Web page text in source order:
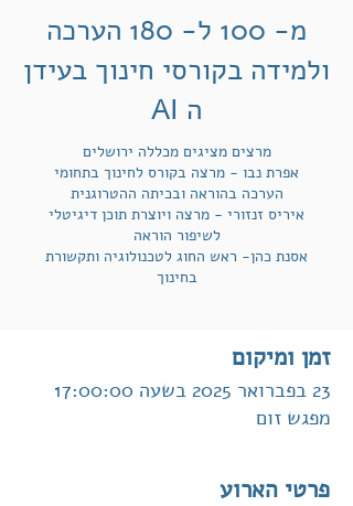
מ- 100 ל- 180 הערכה
ולמידה בקורסי חינוך בעידן
ה AI
מרצים מציגים מכללה ירושלים
אפרת נבו - מרצה בקורס לחינוך בתחומי
הערכה בהוראה ובכיתה ההטרוגנית
איריס זנזורי - מרצה ויוצרת תוכן דיגיטלי
לשיפור הוראה
אסנת כהן- ראש החוג לטכנולוגיה ותקשורת
בחינוך
זמן ומיקום
23 בפברואר 2025 בשעה 17:00:00
מפגש זום
פרטי הארוע